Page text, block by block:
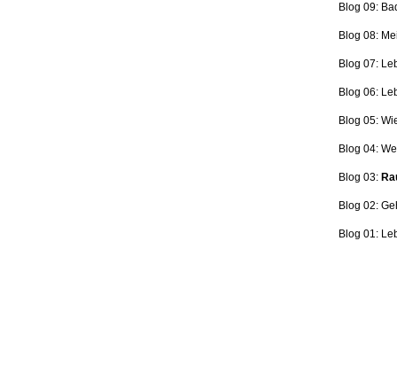
Blog 09:
Blog 08:
Blog 07:
Blog 06:
Blog 05:
Blog 04:
Blog 03:
Blog 02:
Blog 01: